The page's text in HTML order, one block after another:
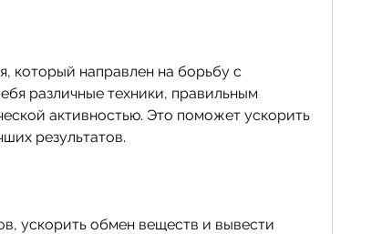
различные техники, правильным
активностью. Это поможет ускорить
результатов.
ускорить обмен веществ и вывести